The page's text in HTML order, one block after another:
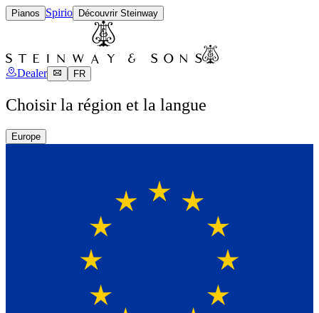
Pianos Spirio Découvrir Steinway
Dealer FR
Choisir la région et la langue
Europe